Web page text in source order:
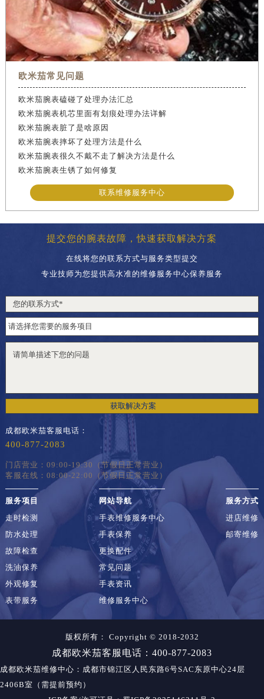
欧米茄常见问题
欧米茄腕表磕碰了处理办法汇总
欧米茄腕表机芯里面有划痕处理办法详解
欧米茄腕表脏了是啥原因
欧米茄腕表摔坏了处理方法是什么
欧米茄腕表很久不戴不走了解决方法是什么
欧米茄腕表生锈了如何修复
联系维修服务中心
提交您的腕表故障，快速获取解决方案
在线将您的联系方式与服务类型提交
专业技师为您提供高水准的维修服务中心保养服务
获取解决方案
成都欧米茄客服电话：
400-877-2083
门店营业：09:00-19:30（节假日正常营业）
客服在线：08:00-22:00（节假日正常营业）
服务项目
走时检测
防水处理
故障检查
洗油保养
外观修复
表带服务
网站导航
手表维修服务中心
手表保养
更换配件
常见问题
手表资讯
维修服务中心
服务方式
进店维修
邮寄维修
版权所有： Copyright © 2018-2032
成都欧米茄客服电话：400-877-2083
成都欧米茄维修中心 ：成都市锦江区人民东路6号SAC东原中心24层
2406B室（需提前预约）